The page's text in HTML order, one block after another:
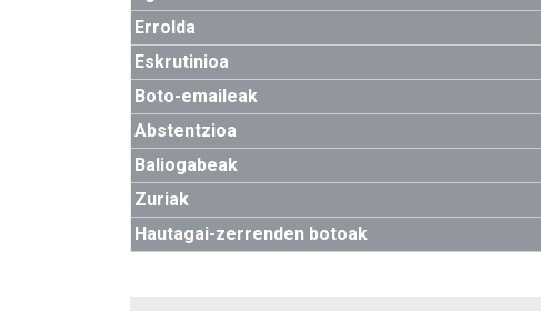
Errolda
Eskrutinioa
Boto-emaileak
Abstentzioa
Baliogabeak
Zuriak
Hautagai-zerrenden botoak